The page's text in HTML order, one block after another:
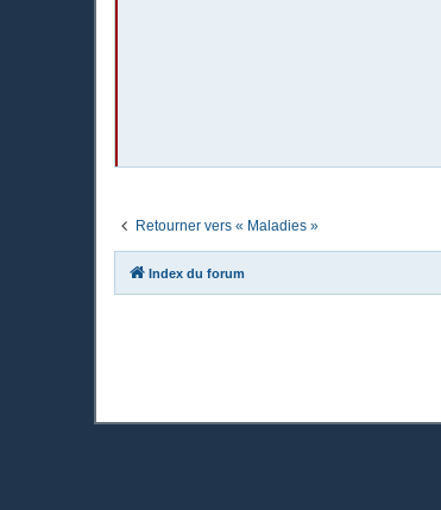
Retourner vers « Maladies »
Index du forum